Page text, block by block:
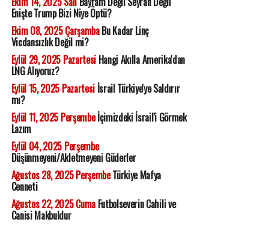
Enişte Trump Bizi Niye Öptü?
Ekim 08, 2025 ÇarşambaBu Kadar Linç
Vicdansızlık Değil mi?
Eylül 29, 2025 PazartesiHangi Akılla Amerika'dan
LNG Alıyoruz?
Eylül 15, 2025 Pazartesiİsrail Türkiye'ye Saldırır
mı?
Eylül 11, 2025 Perşembeİçimizdeki İsrail'i Görmek
Lazım
Eylül 04, 2025 Perşembe
Düşünmeyeni/Akletmeyeni Güderler
Ağustos 28, 2025 PerşembeTürkiye Mafya
Cenneti
Ağustos 22, 2025 CumaFutbolseverin Cahili ve
Canisi Makbuldur